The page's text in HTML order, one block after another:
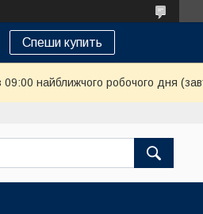
Спеши купить
09:00 найближчого робочого дня